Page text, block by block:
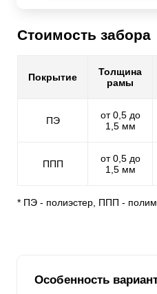
Стоимость забора
Покрытие
Толщина
рамы
ПЭ
от 0,5 до
1,5 мм
ППП
от 0,5 до
1,5 мм
* ПЭ - полиэстер, ППП -
Особенность